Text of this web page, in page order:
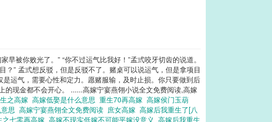
被你败光了。” “你不过运气比我好！”孟弎咬牙切齿的说道。
？” 孟弎想反驳，但是反驳不了。赌桌可以说运气，但是拿项目
运气，需要心性和定力。愿赌服输，及时止损。你只要做到后
现金都不会开心。 ......高嫁宁宴燕翎小说全文免费阅读,高嫁
之高嫁 高嫁低娶是什么意思 重生70再高嫁 高嫁侯门玉葫
思 高嫁宁宴燕翎全文免费阅读 庶女高嫁 高嫁后我重生了[八
之七零再高嫁 高嫁不现实低嫁不可能平嫁没意义 高嫁后我重生